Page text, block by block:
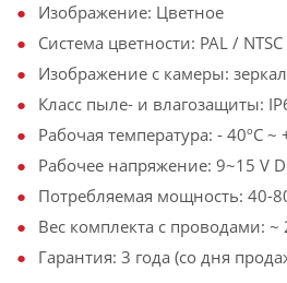
Изображение: Цветное
Система цветности: PAL /
Изображение с камеры:
Класс пыле- и влагозащиты:
Рабочая температура: - 40ºС ~
Рабочее напряжение: 9~15 V
Потребляемая мощность: 40-
Вес комплекта с проводами: ~
Гарантия: 3 года (со дня